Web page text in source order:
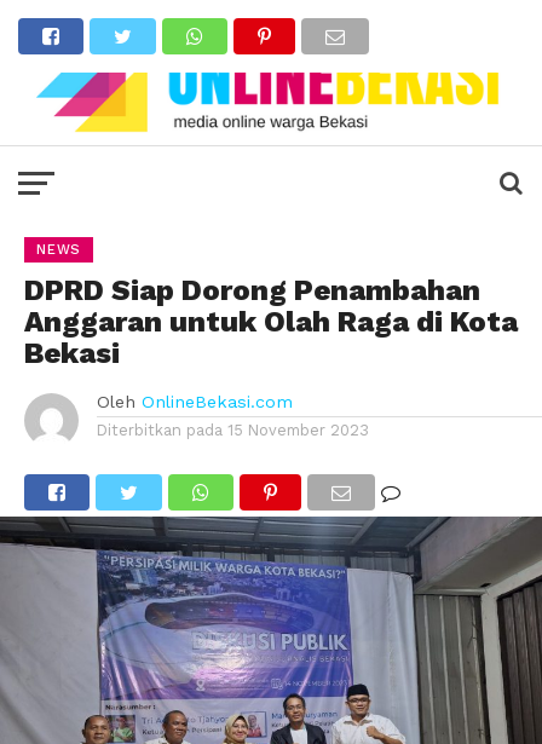
NEWS
DPRD Siap Dorong Penambahan
Anggaran untuk Olah Raga di Kota
Bekasi
Oleh OnlineBekasi.com
Diterbitkan pada 15 November 2023